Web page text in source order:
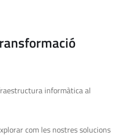
informàtica al
com les nostres solucions